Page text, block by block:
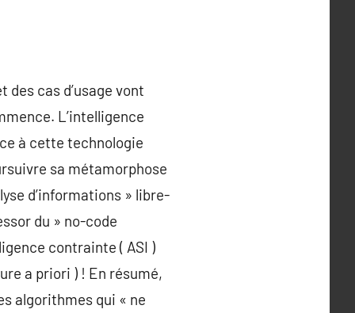
cas d’usage vont
L’intelligence
à cette technologie
sa métamorphose
d’informations » libre-
du » no-code
contrainte ( ASI )
a priori ) ! En résumé,
algorithmes qui « ne